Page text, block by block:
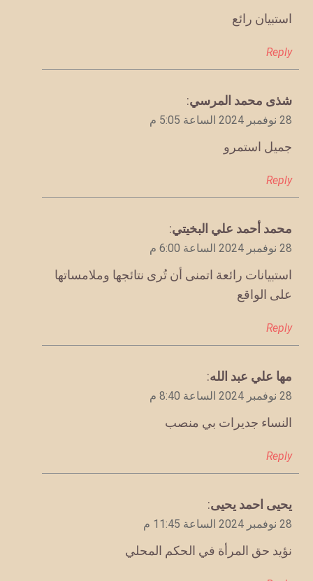
استبيان رائع
Reply
يقول
شذى محمد المرسي:
28 نوفمبر 2024 الساعة 5:05 م
جميل استمرو
Reply
يقول
محمد أحمد علي البخيتي:
28 نوفمبر 2024 الساعة 6:00 م
استبيانات رائعة اتمنى أن تُرى نتائجها وملامساتها
على الواقع
Reply
يقول
مها علي عبد الله:
28 نوفمبر 2024 الساعة 8:40 م
النساء جديرات بي منصب
Reply
يقول
يحيى احمد يحيى:
28 نوفمبر 2024 الساعة 11:45 م
نؤيد حق المرأة في الحكم المحلي